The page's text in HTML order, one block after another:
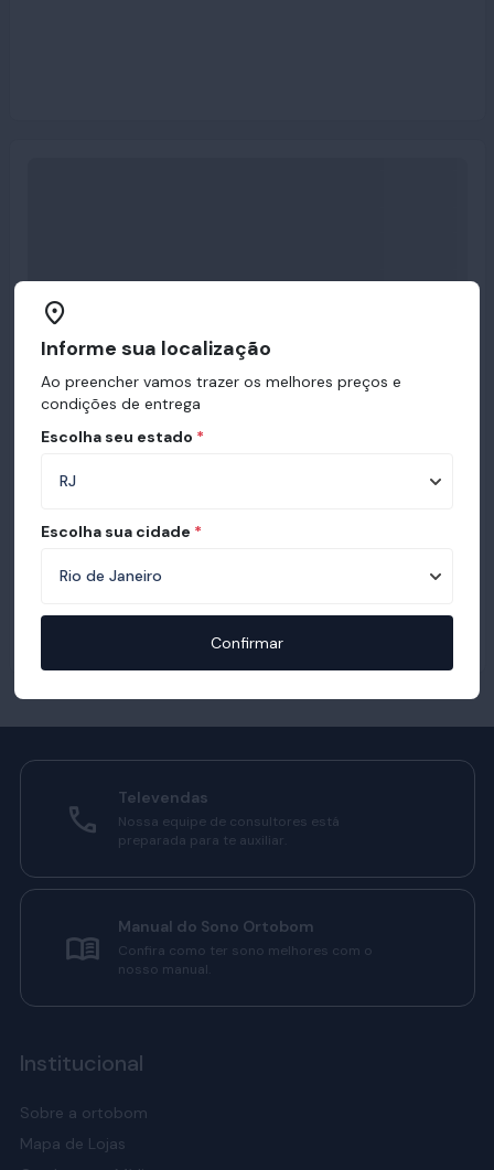
Televendas
Nossa equipe de consultores está
preparada para te auxiliar.
Manual do Sono Ortobom
Confira como ter sono melhores com o
nosso manual.
Institucional
Sobre a ortobom
Mapa de Lojas
Informe sua localização
Ao preencher vamos trazer os melhores preços e
condições de entrega
Escolha seu estado *
Escolha sua cidade *
Confirmar